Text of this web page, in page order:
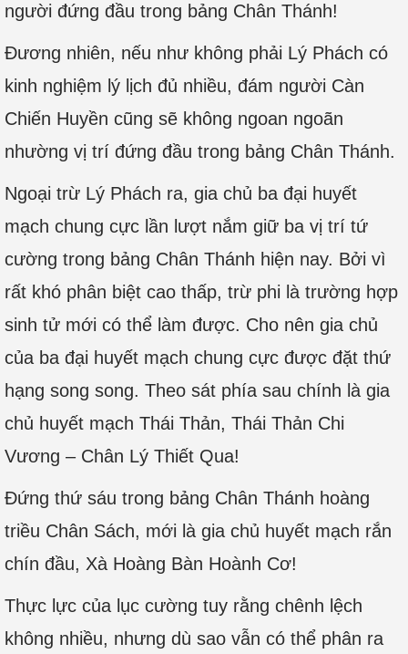
người đứng đầu trong bảng Chân Thánh!
Đương nhiên, nếu như không phải Lý Phách có
kinh nghiệm lý lịch đủ nhiều, đám người Càn
Chiến Huyền cũng sẽ không ngoan ngoãn
nhường vị trí đứng đầu trong bảng Chân Thánh.
Ngoại trừ Lý Phách ra, gia chủ ba đại huyết
mạch chung cực lần lượt nắm giữ ba vị trí tứ
cường trong bảng Chân Thánh hiện nay. Bởi vì
rất khó phân biệt cao thấp, trừ phi là trường hợp
sinh tử mới có thể làm được. Cho nên gia chủ
của ba đại huyết mạch chung cực được đặt thứ
hạng song song. Theo sát phía sau chính là gia
chủ huyết mạch Thái Thản, Thái Thản Chi
Vương – Chân Lý Thiết Qua!
Đứng thứ sáu trong bảng Chân Thánh hoàng
triều Chân Sách, mới là gia chủ huyết mạch rắn
chín đầu, Xà Hoàng Bàn Hoành Cơ!
Thực lực của lục cường tuy rằng chênh lệch
không nhiều, nhưng dù sao vẫn có thể phân ra